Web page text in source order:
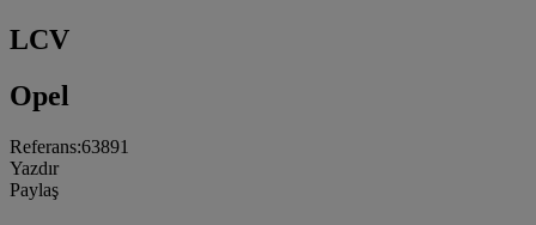
LCV
Opel
Referans:63891
Yazdır
Paylaş